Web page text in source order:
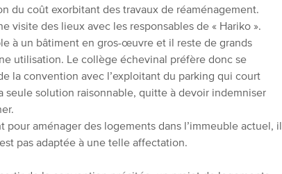
du coût exorbitant des travaux de réaménagement.
visite des lieux avec les responsables de « Hariko ».
à un bâtiment en gros-œuvre et il reste de grands
utilisation. Le collège échevinal préfère donc se
la convention avec l’exploitant du parking qui court
seule solution raisonnable, quitte à devoir indemniser
aménager des logements dans l’immeuble actuel, il
pas adaptée à une telle affectation.